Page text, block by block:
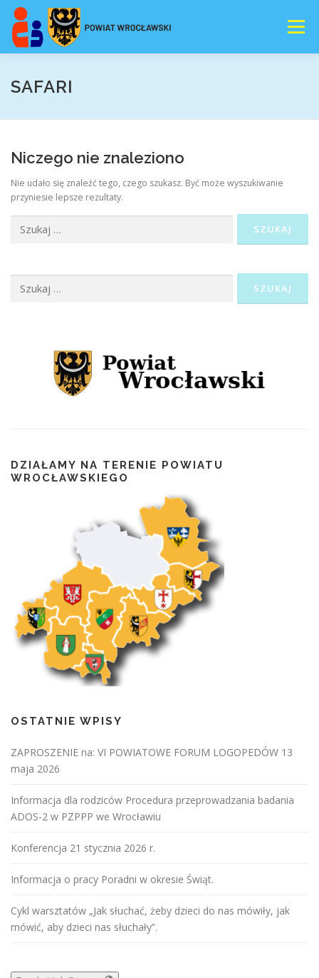
Przejdź
treści
Menu
E-REJESTRACJA
DORADZTWO AUTYZM
SAFARI
Niczego nie znaleziono
Nie udało się znaleźć tego, czego szukasz. Być może wyszukiwanie
przyniesie lepsze rezultaty.
DZIAŁAMY NA TERENIE POWIATU
WROCŁAWSKIEGO
OSTATNIE WPISY
ZAPROSZENIE na: VI POWIATOWE FORUM LOGOPEDÓW 13
maja 2026
Informacja dla rodziców Procedura przeprowadzania badania
ADOS-2 w PZPPP we Wrocławiu
Konferencja 21 stycznia 2026 r.
Informacja o pracy Poradni w okresie Świąt.
Cykl warsztatów „Jak słuchać, żeby dzieci do nas mówiły, jak
mówić, aby dzieci nas słuchały”.